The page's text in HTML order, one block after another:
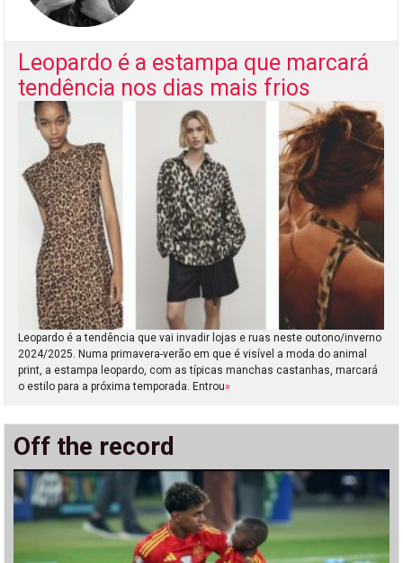
Leopardo é a estampa que marcará
tendência nos dias mais frios
Leopardo é a tendência que vai invadir lojas e ruas neste outono/inverno
2024/2025. Numa primavera-verão em que é visível a moda do animal
print, a estampa leopardo, com as típicas manchas castanhas, marcará
o estilo para a próxima temporada. Entrou»
Off the record